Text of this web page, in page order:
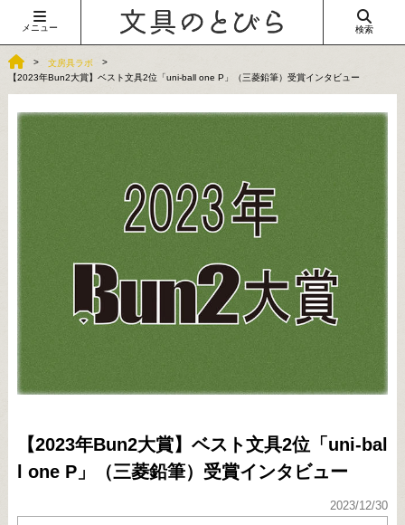
メニュー 検索
文房具ラボ
【2023年Bun2大賞】ベスト文具2位「uni-ball one P」（三菱鉛筆）受賞インタビュー
【2023年Bun2大賞】ベスト文具2位「uni-bal
l one P」（三菱鉛筆）受賞インタビュー
2023/12/30